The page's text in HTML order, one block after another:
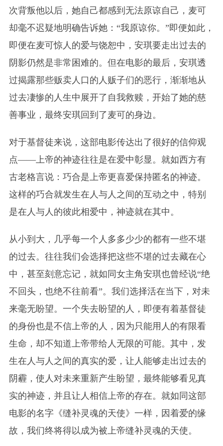
次背叛他以后，她自己都感到无法原谅自己，麦可
却毫不迟疑地明确告诉她：“我原谅你。 ”即便如此，
即便在麦可惊人的爱与饶恕中，安琪要走出过去的
阴影仍然是非常困难的。但在电影的最后，安琪透
过揭露那些贩卖人口的人贩子们的恶行，渐渐地从
过去凄惨的人生中展开了自我救赎，开始了她的慈
善事业，最终安琪回到了麦可的身边。
对于基督徒来说，这部电影传达出了很好的信仰观
点——上帝的神迹往往是在爱中彰显。就如西方有
古老格言说：巧合是上帝更喜爱保持匿名的神迹。
这样的巧合就发生在人与人之间的互动之中，特别
是在人与人的彼此相爱中，神迹就在其中。
从小到大，几乎每一个人多多少少的都有一些不堪
的过去。往往我们会选择把这些不堪的过去藏在心
中，甚至刻意忘记，就如同女主角安琪也曾经说“绝
不回头，也绝不往前看”。我们选择活在当下，对未
来毫无盼望。一个失去盼望的人，即便有着基督徒
的身份也是不信上帝的人，因为只能用人的有限看
生命，却不知道上帝带给人无限的可能。其中，发
生在人与人之间的真实的爱，让人能够走出过去的
阴霾，使人对未来重新产生盼望，最终能够看见真
实的神迹，并且让人相信上帝的存在。就如同这部
电影的名字《缝补灵魂的天使》一样，因着爱的缘
故，我们终将得以成为被上帝缝补灵魂的天使。